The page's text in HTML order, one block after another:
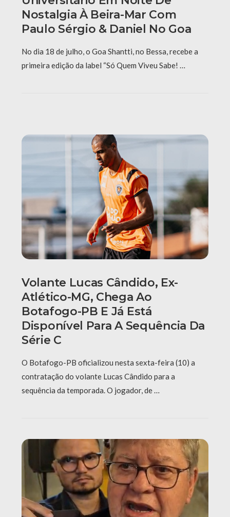
Nostalgia À Beira-Mar Com
Paulo Sérgio & Daniel No Goa
No dia 18 de julho, o Goa Shantti, no Bessa, recebe a
primeira edição da label “Só Quem Viveu Sabe! …
Volante Lucas Cândido, Ex-
Atlético-MG, Chega Ao
Botafogo-PB E Já Está
Disponível Para A Sequência Da
Série C
O Botafogo-PB oficializou nesta sexta-feira (10) a
contratação do volante Lucas Cândido para a
sequência da temporada. O jogador, de …